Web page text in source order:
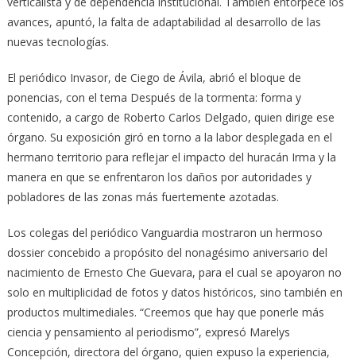
avances, apuntó, la falta de adaptabilidad al desarrollo de las
nuevas tecnologías.
El periódico Invasor, de Ciego de Ávila, abrió el bloque de
ponencias, con el tema Después de la tormenta: forma y
contenido, a cargo de Roberto Carlos Delgado, quien dirige ese
órgano. Su exposición giró en torno a la labor desplegada en el
hermano territorio para reflejar el impacto del huracán Irma y la
manera en que se enfrentaron los daños por autoridades y
pobladores de las zonas más fuertemente azotadas.
Los colegas del periódico Vanguardia mostraron un hermoso
dossier concebido a propósito del nonagésimo aniversario del
nacimiento de Ernesto Che Guevara, para el cual se apoyaron no
solo en multiplicidad de fotos y datos históricos, sino también en
productos multimediales. “Creemos que hay que ponerle más
ciencia y pensamiento al periodismo”, expresó Marelys
Concepción, directora del órgano, quien expuso la experiencia,